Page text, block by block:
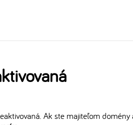
Ak ste majiteľom